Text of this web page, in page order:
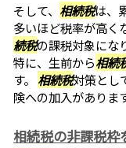
そして、 相続税は、
多いほど税率が高く
続税の課税対象にな
特に、生前から相続
す。 相続税対策とし
険への加入がありま
相続税の非課税枠